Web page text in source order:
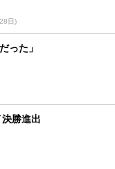
日)
った」
勝進出